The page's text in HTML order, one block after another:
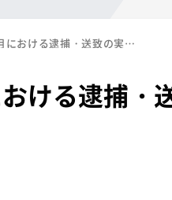
陸上自衛隊、令和7年2月における逮捕・送致の実績を公開（4月18日）
ける逮捕・